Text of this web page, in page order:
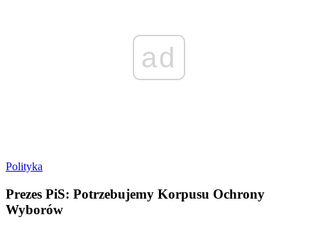
ad
Polityka
Prezes PiS: Potrzebujemy Korpusu Ochrony
Wyborów